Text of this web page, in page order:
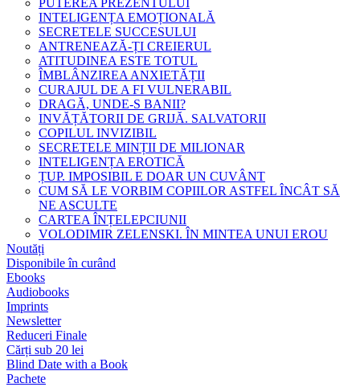
PUTEREA PREZENTULUI
INTELIGENȚA EMOȚIONALĂ
SECRETELE SUCCESULUI
ANTRENEAZĂ-ȚI CREIERUL
ATITUDINEA ESTE TOTUL
ÎMBLÂNZIREA ANXIETĂȚII
CURAJUL DE A FI VULNERABIL
DRAGĂ, UNDE-S BANII?
INVĂȚĂTORII DE GRIJĂ. SALVATORII
COPILUL INVIZIBIL
SECRETELE MINȚII DE MILIONAR
INTELIGENȚA EROTICĂ
ȚUP. IMPOSIBIL E DOAR UN CUVÂNT
CUM SĂ LE VORBIM COPIILOR ASTFEL ÎNCÂT SĂ
NE ASCULTE
CARTEA ÎNȚELEPCIUNII
VOLODIMIR ZELENSKI. ÎN MINTEA UNUI EROU
Noutăți
Disponibile în curând
Ebooks
Audiobooks
Imprints
Newsletter
Reduceri Finale
Cărți sub 20 lei
Blind Date with a Book
Pachete